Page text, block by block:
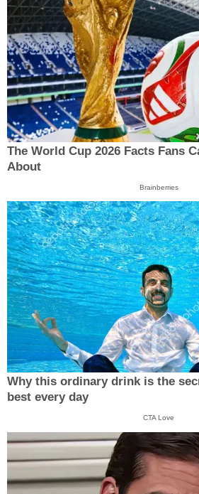
The World Cup 2026 Facts Fans
About
Brainberries
Why this ordinary drink is the
best every day
CTA Love